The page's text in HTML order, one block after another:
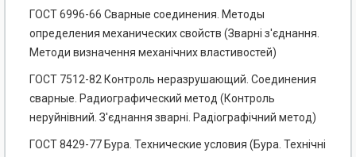
ГОСТ 6996-66 Сварные соединения. Методы
определения механических свойств (Зварні з'єднання.
Методи визначення механічних властивостей)
ГОСТ 7512-82 Контроль неразрушающий. Соединения
сварные. Радиографический метод (Контроль
неруйнівний. З'єднання зварні. Радіографічний метод)
ГОСТ 8429-77 Бура. Технические условия (Бура. Технічні